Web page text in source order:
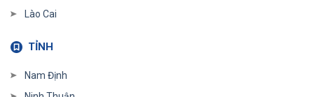
Lào Cai
TỈNH
Nam Định